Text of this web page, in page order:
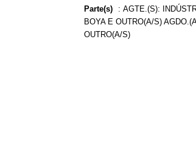
Parte(s) : AGTE.(S):
BOYA E OUTRO(A/S)
OUTRO(A/S)